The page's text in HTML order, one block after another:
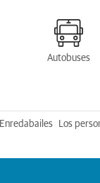
Autobuses
Enredabailes Los